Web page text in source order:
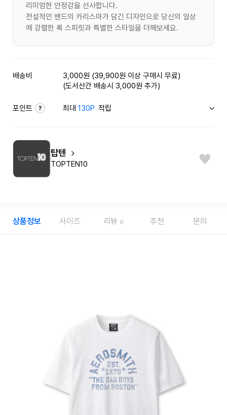
리미엄한 안정감을 선사합니다.
전설적인 밴드의 카리스마가 담긴 디자인으로 당신의 일상
에 강렬한 록 스피릿과 특별한 스타일을 더해보세요.
배송비
3,000원 (39,900원 이상 구매시 무료)
(도서산간 배송시 3,000원 추가)
포인트 최대130P 적립
탑텐
TOPTEN10
상품정보 사이즈 리뷰 0 추천 문의